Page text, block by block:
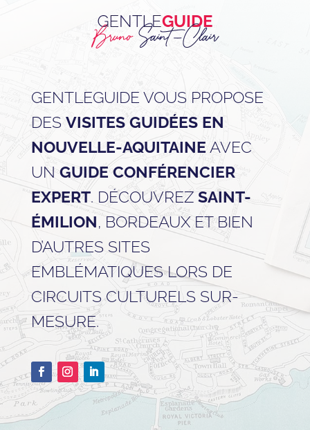
GENTLEGUIDE VOUS PROPOSE
DES VISITES GUIDÉES EN
NOUVELLE-AQUITAINEAVEC
UNGUIDE CONFÉRENCIER
EXPERT. DÉCOUVREZ SAINT-
ÉMILION, BORDEAUX ET BIEN
D’AUTRES SITES
EMBLÉMATIQUES LORS DE
CIRCUITS CULTURELS SUR-
MESURE.